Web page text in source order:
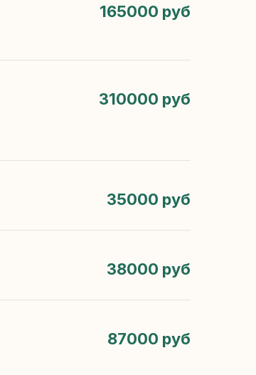
165000 руб
310000 руб
35000 руб
38000 руб
87000 руб